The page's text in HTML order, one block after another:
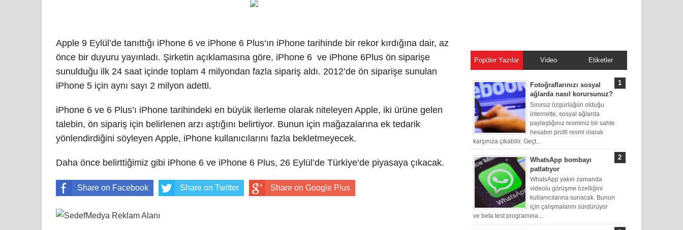
WhatsApp uygulaması artık bilgisayarda
Account Kit Sistemi Geliyor
WhatsApp'ta yeni bir tehlike
Twitter'da yeni bir güncelleme
Google Chrome şifreleri nerede saklıyor?
Google Play ‘in zararlı görüp sildiği uygulamalar hangileri?
Apple 9 Eylül’de tanıttığı iPhone 6 ve iPhone 6 Plus‘ın iPhone tarihinde bir rekor kırdığına dair, az
önce bir duyuru yayınladı. Şirketin açıklamasına göre, iPhone 6 ve iPhone 6Plus ön siparişe
sunulduğu ilk 24 saat içinde toplam 4 milyondan fazla sipariş aldı. 2012’de ön siparişe sunulan
iPhone 5 için aynı sayı 2 milyon adetti.
iPhone 6 ve 6 Plus’ı iPhone tarihindeki en büyük ilerleme olarak niteleyen Apple, iki ürüne gelen
talebin, ön sipariş için belirlenen arzı aştığını belirtiyor. Bunun için mağazalarına ek tedarik
yönlendirdiğini söyleyen Apple, iPhone kullanıcılarını fazla bekletmeyecek.
Daha önce belirttiğimiz gibi iPhone 6 ve iPhone 6 Plus, 26 Eylül’de Türkiye’de piyasaya çıkacak.
Share on Facebook Share on Twitter Share on Google Plus
Popüler Yazılar Video Etiketler
Fotoğraflarınızı sosyal
ağlarda nasıl korursunuz?
Sınırsız özgürlüğün olduğu
internette, sosyal ağlarda
paylaştığınız resminiz bir sahte
hesabın profil resmi olarak
karşınıza çıkabilir. Geçt...
WhatsApp bombayı
patlatıyor
WhatsApp yakın zamanda
videolu görüşme özelliğini
kullanıcılarına sunacak. Bunun
için çalışmalarını sürdürüyor
ve beta test programına...